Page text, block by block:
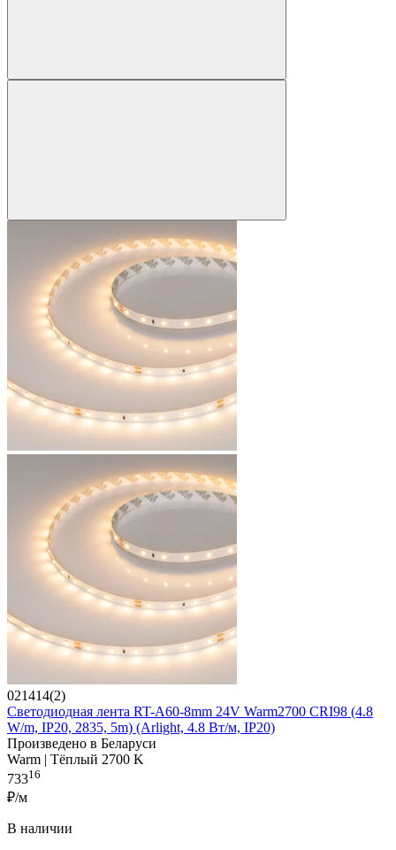
021414(2)
Светодиодная лента RT-A60-8mm 24V Warm2700 CRI98 (4.8
W/m, IP20, 2835, 5m) (Arlight, 4.8 Вт/м, IP20)
Произведено в Беларуси
Warm | Тёплый 2700 K
73316
₽/м
В наличии